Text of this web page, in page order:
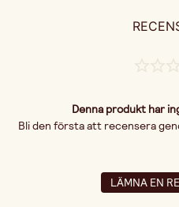
Denna produkt har
Bli den första att recensera
LÄMNA EN